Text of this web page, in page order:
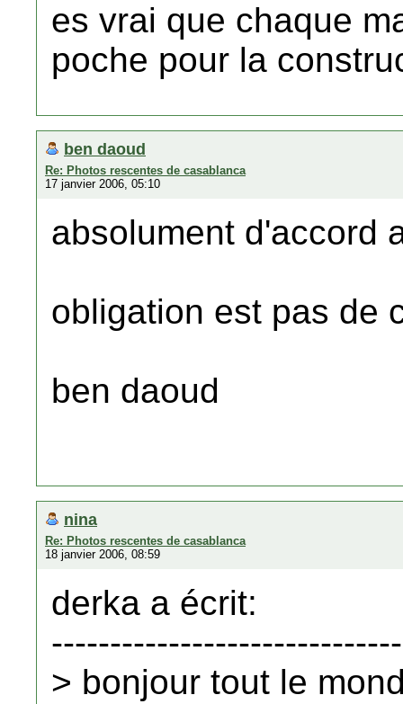
es vrai que chaque
poche pour la
ben daoud
Re: Photos rescentes de casablanca
17 janvier 2006, 05:10
absolument d'accord
obligation est pas de
ben daoud
nina
Re: Photos rescentes de casablanca
18 janvier 2006, 08:59
derka a écrit:
> bonjour tout le